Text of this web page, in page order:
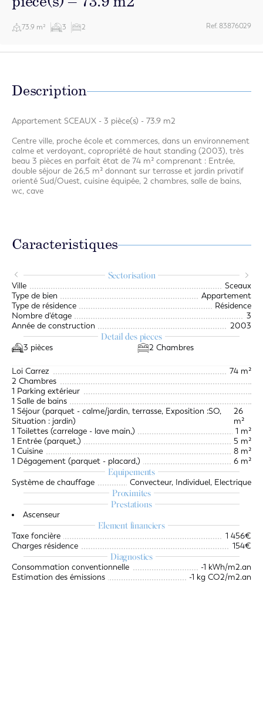
73.9 m² 3 2 Ref. 83876029
Description
Appartement SCEAUX - 3 pièce(s) - 73.9 m2
Centre ville, proche école et commerces, dans un environnement
calme et verdoyant, copropriété de haut standing (2003), très
beau 3 pièces en parfait état de 74 m² comprenant : Entrée,
double séjour de 26,5 m² donnant sur terrasse et jardin privatif
orienté Sud/Ouest, cuisine équipée, 2 chambres, salle de bains,
wc, cave
Caracteristiques
Sectorisation
Ville
Sceaux
Type de bien
Appartement
Type de résidence
Résidence
Nombre d'étage
3
Année de construction
2003
Detail des pieces
3 pièces 2 Chambres
Loi Carrez
74 m²
2 Chambres
1 Parking extérieur
1 Salle de bains
1 Séjour (parquet - calme/jardin, terrasse, Exposition :SO,
Situation : jardin)
26
m²
1 Toilettes (carrelage - lave main,)
1 m²
1 Entrée (parquet,)
5 m²
1 Cuisine
8 m²
1 Dégagement (parquet - placard,)
6 m²
Equipements
Système de chauffage Convecteur, Individuel, Electrique
Proximites
Prestations
Ascenseur
Element financiers
Taxe foncière
1 456€
Charges résidence
154€
Diagnostics
Consommation conventionnelle
-1 kWh/m2.an
Estimation des émissions
-1 kg CO2/m2.an